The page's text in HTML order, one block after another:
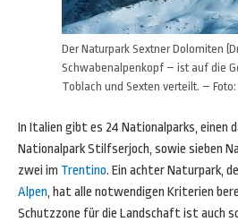
Der Naturpark Sextner Dolomiten
Schwabenalpenkopf – ist auf die
Toblach und Sexten verteilt. –
In Italien gibt es 24 Nationalparks, einen
Nationalpark Stilfserjoch, sowie sieben
zwei im Trentino. Ein achter Naturpark,
Alpen, hat alle notwendigen Kriterien
Schutzzone für die Landschaft ist auch